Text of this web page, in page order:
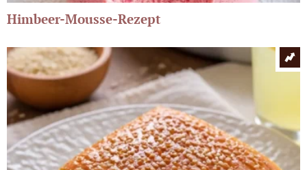
Himbeer-Mousse-Rezept